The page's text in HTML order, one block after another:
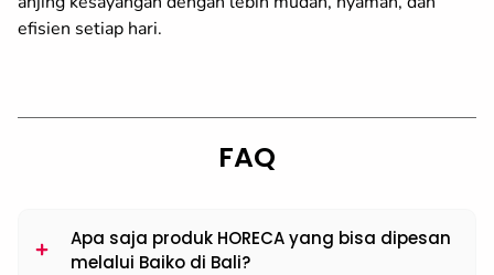
efisien setiap hari.
FAQ
Apa saja produk HORECA yang bisa dipesan
melalui Baiko di Bali?